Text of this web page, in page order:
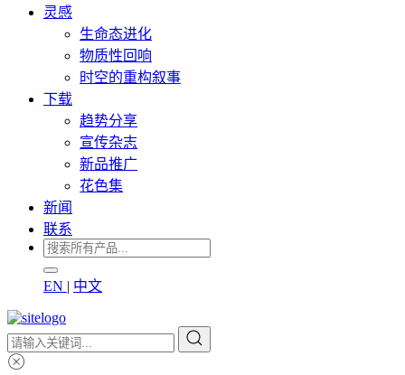
灵感
生命态进化
物质性回响
时空的重构叙事
下载
趋势分享
宣传杂志
新品推广
花色集
新闻
联系
EN | 中文